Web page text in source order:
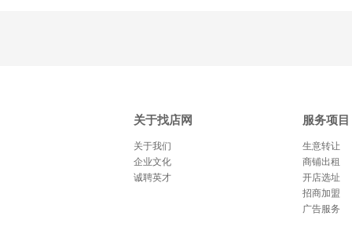
关于找店网
关于我们
企业文化
诚聘英才
服务项目
生意转让
商铺出租
开店选址
招商加盟
广告服务